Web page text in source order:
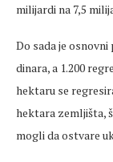
milijardi na 7,5
Do sada je
dinara, a 1.200
hektaru se
hektara zemljišta,
mogli da ostvare